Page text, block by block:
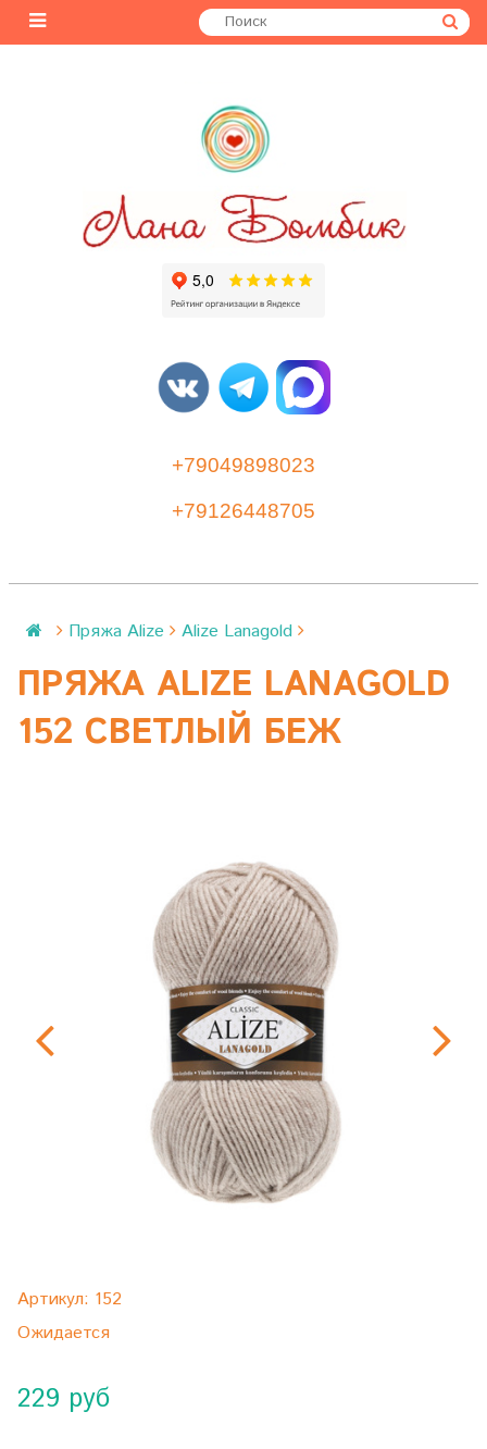
+79049898023
+79126448705
Пряжа Alize Alize Lanagold
ПРЯЖА ALIZE LANAGOLD
152 СВЕТЛЫЙ БЕЖ
Артикул: 152
Ожидается
229 руб